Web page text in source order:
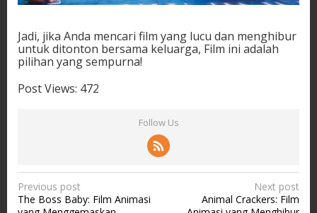
Jadi, jika Anda mencari film yang lucu dan menghibur
untuk ditonton bersama keluarga, Film ini adalah
pilihan yang sempurna!
Post Views: 472
Follow Us
P
o
Previous post
The Boss Baby: Film Animasi
Next post
Animal Crackers: Film